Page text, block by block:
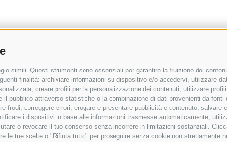
simili. Questi strumenti sono essenziali per garantire la fruizione dei
finalità: archiviare informazioni su dispositivo e/o accedervi, utilizzare
creare profili per la personalizzazione dei contenuti, utilizzare
il pubblico attraverso statistiche o la combinazione di dati provenienti da
frodi, correggere errori, erogare e presentare pubblicità e contenuto,
i dispositivi in base alle informazioni trasmesse automaticamente,
o revocare il tuo consenso senza incorrere in limitazioni sostanziali.
le tue scelte o "Rifiuta tutto" per proseguire senza cookie non strettamente